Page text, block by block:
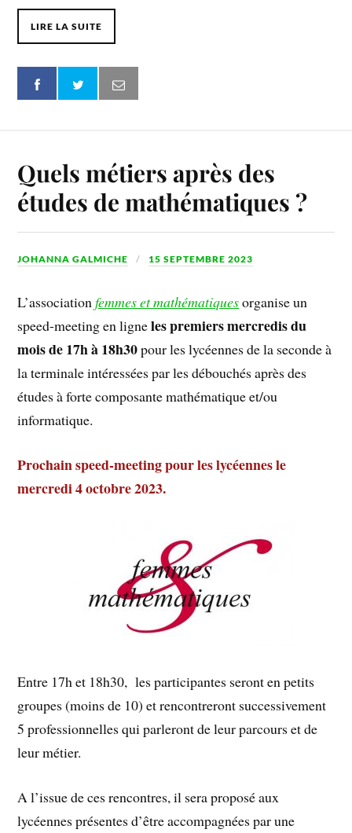
LIRE LA SUITE
Quels métiers après des
études de mathématiques ?
JOHANNA GALMICHE 15 SEPTEMBRE 2023
L’associationfemmes et mathématiquesorganise un
speed-meeting en ligneles premiers mercredis du
mois de 17h à 18h30pour les lycéennes de la seconde à
la terminale intéressées par les débouchés après des
études à forte composante mathématique et/ou
informatique.
Prochain speed-meeting pour les lycéennes le
mercredi 4 octobre 2023.
Entre 17h et 18h30, les participantes seront en petits
groupes (moins de 10) et rencontreront successivement
5 professionnelles qui parleront de leur parcours et de
leur métier.
A l’issue de ces rencontres, il sera proposé aux
lycéennes présentes d’être accompagnées par une